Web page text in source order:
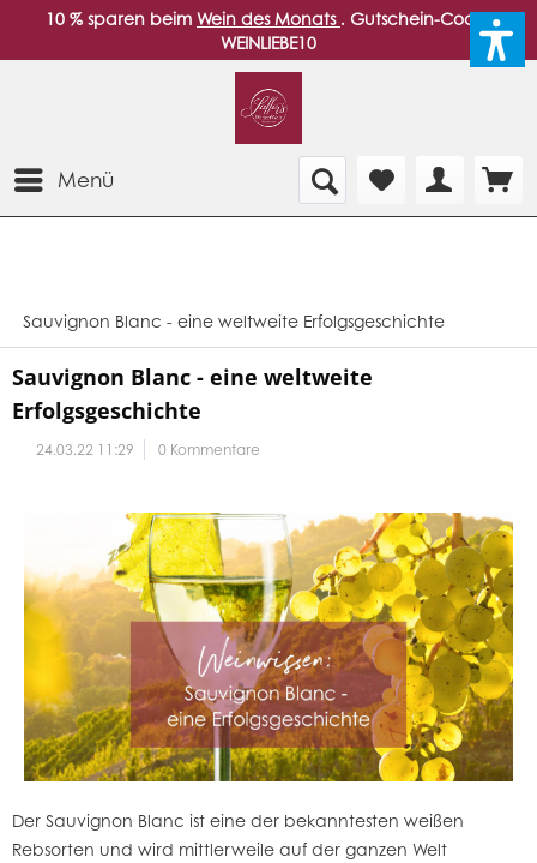
10 % sparen beim Wein des Monats . Gutschein-Code:
WEINLIEBE10
Menü
Sauvignon Blanc - eine weltweite Erfolgsgeschichte
Sauvignon Blanc - eine weltweite
Erfolgsgeschichte
24.03.22 11:29 0 Kommentare
Der Sauvignon Blanc ist eine der bekanntesten weißen
Rebsorten und wird mittlerweile auf der ganzen Welt